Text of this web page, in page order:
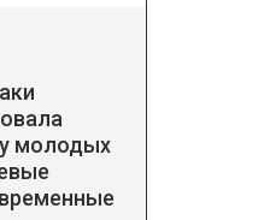
молодых